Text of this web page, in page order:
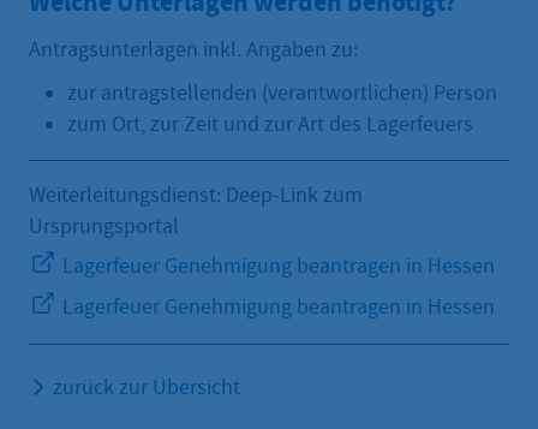
Antragsunterlagen inkl. Angaben zu:
zur antragstellenden (verantwortlichen) Person
zum Ort, zur Zeit und zur Art des Lagerfeuers
Weiterleitungsdienst: Deep-Link zum
Ursprungsportal
Lagerfeuer Genehmigung beantragen in Hessen
Lagerfeuer Genehmigung beantragen in Hessen
zurück zur Übersicht